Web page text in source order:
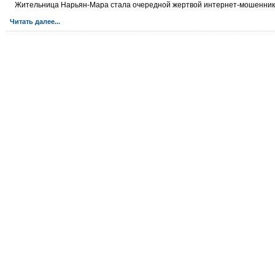
Жительница Нарьян-Мара стала очередной жертвой интернет-
Читать далее...